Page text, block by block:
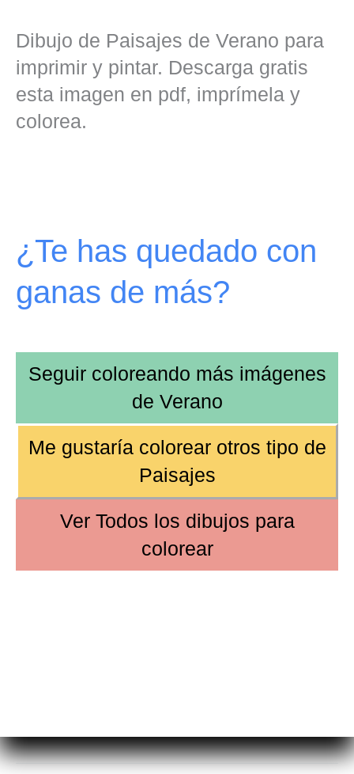
Dibujo de Paisajes de Verano para
imprimir y pintar. Descarga gratis
esta imagen en pdf, imprímela y
colorea.
¿Te has quedado con
ganas de más?
Seguir coloreando más imágenes
de Verano
Me gustaría colorear otros tipo de
Paisajes
Ver Todos los dibujos para
colorear